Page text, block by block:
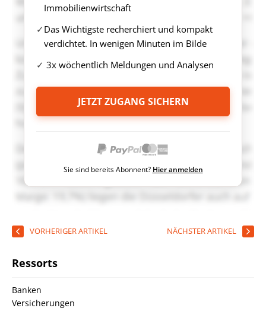
Immobilienwirtschaft
Das Wichtigste recherchiert und kompakt
verdichtet. In wenigen Minuten im Bilde
3x wöchentlich Meldungen und Analysen
JETZT ZUGANG SICHERN
Sie sind bereits Abonnent? Hier anmelden
VORHERIGER ARTIKEL NÄCHSTER ARTIKEL
Ressorts
Banken
Versicherungen